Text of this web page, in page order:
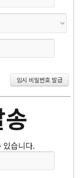
있습니다.